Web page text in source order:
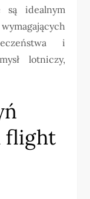
są idealnym
i
lotniczy,
flight